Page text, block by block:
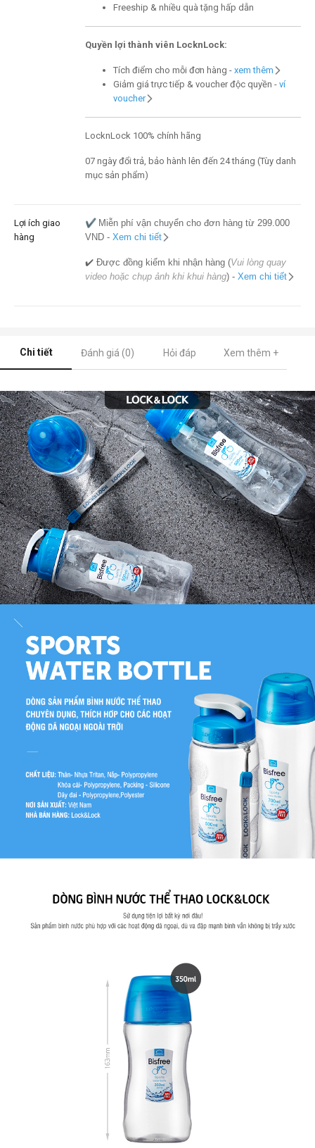
Freeship & nhiều quà tặng hấp dẫn
Quyền lợi thành viên LocknLock:
Tích điểm cho mỗi đơn hàng - xem thêm
Giảm giá trực tiếp & voucher độc quyền - ví
voucher
LocknLock 100% chính hãng
07 ngày đổi trả, bảo hành lên đến 24 tháng (Tùy danh
mục sản phẩm)
Lợi ích giao
hàng
✔️ Miễn phí vận chuyển cho đơn hàng từ 299.000
VND - Xem chi tiết
✔️ Được đồng kiểm khi nhận hàng (Vui lòng quay
video hoặc chụp ảnh khi khui hàng) - Xem chi tiết
Chi tiết Đánh giá (0) Hỏi đáp Xem thêm +